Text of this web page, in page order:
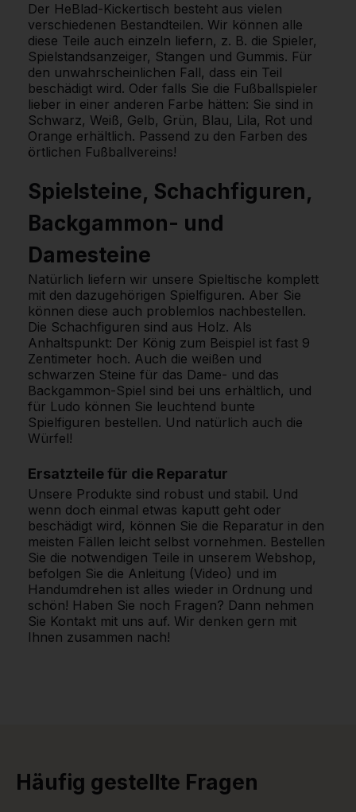
Der HeBlad-Kickertisch besteht aus vielen
verschiedenen Bestandteilen. Wir können alle
diese Teile auch einzeln liefern, z. B. die Spieler,
Spielstandsanzeiger, Stangen und Gummis. Für
den unwahrscheinlichen Fall, dass ein Teil
beschädigt wird. Oder falls Sie die Fußballspieler
lieber in einer anderen Farbe hätten: Sie sind in
Schwarz, Weiß, Gelb, Grün, Blau, Lila, Rot und
Orange erhältlich. Passend zu den Farben des
örtlichen Fußballvereins!
Spielsteine, Schachfiguren,
Backgammon- und
Damesteine
Natürlich liefern wir unsere Spieltische komplett
mit den dazugehörigen Spielfiguren. Aber Sie
können diese auch problemlos nachbestellen.
Die Schachfiguren sind aus Holz. Als
Anhaltspunkt: Der König zum Beispiel ist fast 9
Zentimeter hoch. Auch die weißen und
schwarzen Steine für das Dame- und das
Backgammon-Spiel sind bei uns erhältlich, und
für Ludo können Sie leuchtend bunte
Spielfiguren bestellen. Und natürlich auch die
Würfel!
Ersatzteile für die Reparatur
Unsere Produkte sind robust und stabil. Und
wenn doch einmal etwas kaputt geht oder
beschädigt wird, können Sie die Reparatur in den
meisten Fällen leicht selbst vornehmen. Bestellen
Sie die notwendigen Teile in unserem Webshop,
befolgen Sie die Anleitung (Video) und im
Handumdrehen ist alles wieder in Ordnung und
schön! Haben Sie noch Fragen? Dann nehmen
Sie Kontakt mit uns auf. Wir denken gern mit
Ihnen zusammen nach!
Häufig gestellte Fragen